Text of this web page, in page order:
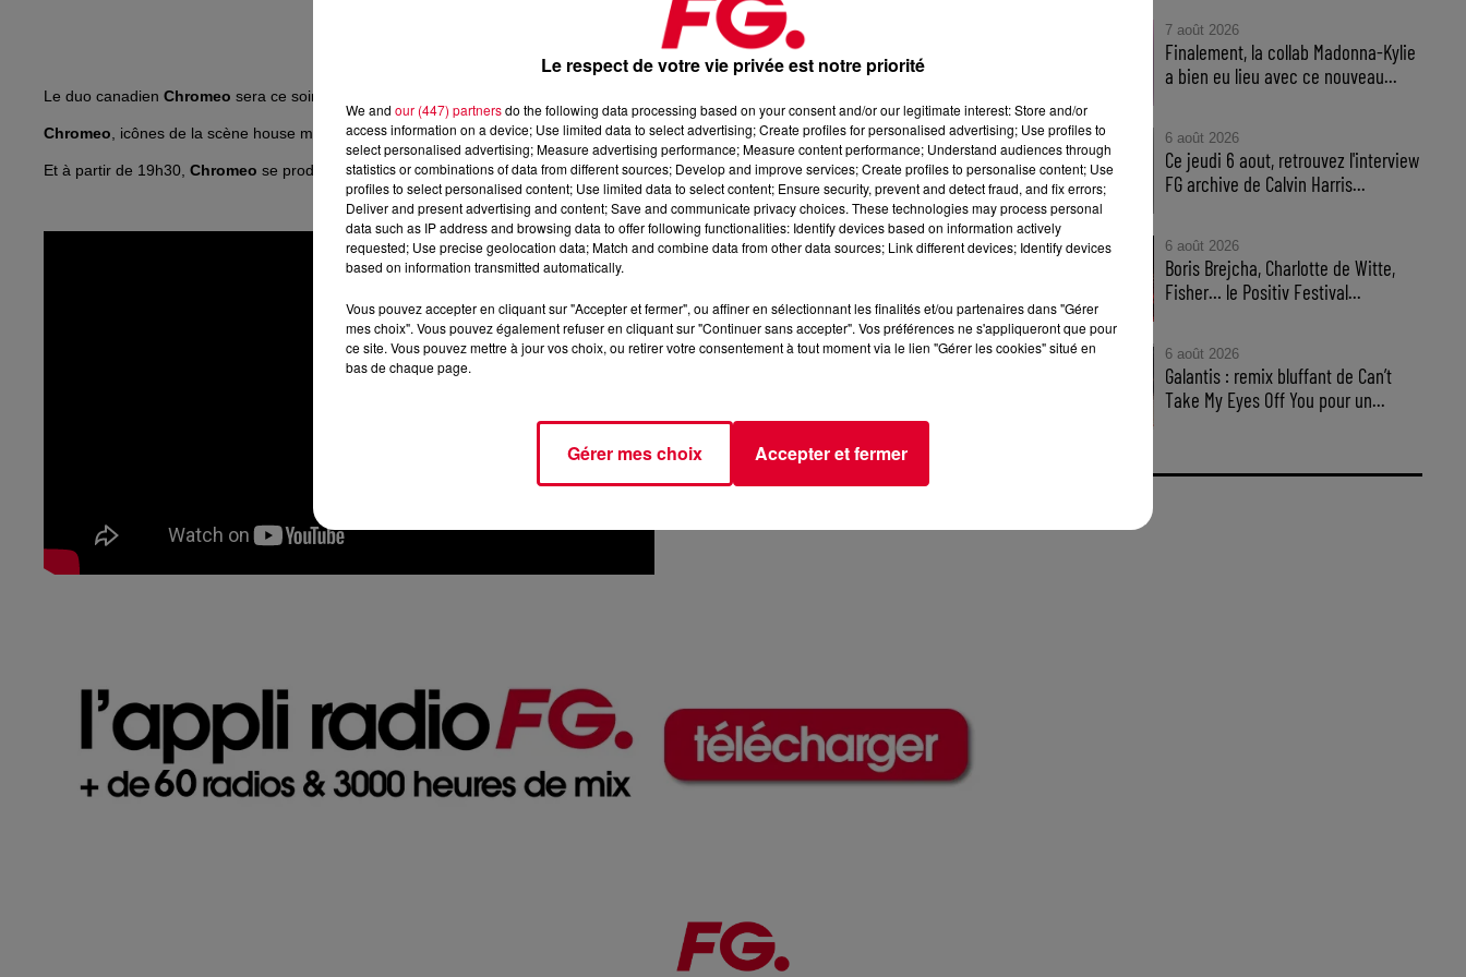
Le duo canadien Chromeo sera ce soir l'invité d’
Chromeo , icônes de la scène house mondiale, sortira très prochainement son nouvel album funky house «Adult Contemporary».
Et à partir de 19h30, Chromeo se produira en mix dans"Happy Hour DJ"
7 août 2026
Finalement, la collab Madonna-Kylie
a bien eu lieu avec ce nouveau...
6 août 2026
Ce jeudi 6 aout, retrouvez l'interview
FG archive de Calvin Harris...
6 août 2026
Boris Brejcha, Charlotte de Witte,
Fisher… le Positiv Festival...
6 août 2026
Galantis : remix bluffant de Can’t
Take My Eyes Off You pour un...
Le respect de votre vie privée est notre priorité
We and our (447) partnersdo the following data processing based on your consent and/or our legitimate interest: Store and/or
access information on a device; Use limited data to select advertising; Create profiles for personalised advertising; Use profiles to
select personalised advertising; Measure advertising performance; Measure content performance; Understand audiences through
statistics or combinations of data from different sources; Develop and improve services; Create profiles to personalise content; Use
profiles to select personalised content; Use limited data to select content; Ensure security, prevent and detect fraud, and fix errors;
Deliver and present advertising and content; Save and communicate privacy choices. These technologies may process personal
data such as IP address and browsing data to offer following functionalities: Identify devices based on information actively
requested; Use precise geolocation data; Match and combine data from other data sources; Link different devices; Identify devices
based on information transmitted automatically.
Vous pouvez accepter en cliquant sur "Accepter et fermer", ou affiner en sélectionnant les finalités et/ou partenaires dans "Gérer
mes choix". Vous pouvez également refuser en cliquant sur "Continuer sans accepter". Vos préférences ne s'appliqueront que pour
ce site. Vous pouvez mettre à jour vos choix, ou retirer votre consentement à tout moment via le lien "Gérer les cookies" situé en
bas de chaque page.
Gérer mes choix Accepter et fermer